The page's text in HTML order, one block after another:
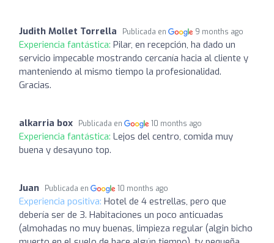
Judith Mollet Torrella Publicada en 9 months ago
Experiencia fantástica: Pilar, en recepción, ha dado un
servicio impecable mostrando cercanía hacia al cliente y
manteniendo al mismo tiempo la profesionalidad.
Gracias.
alkarria box Publicada en 10 months ago
Experiencia fantástica: Lejos del centro, comida muy
buena y desayuno top.
Juan Publicada en 10 months ago
Experiencia positiva: Hotel de 4 estrellas, pero que
debería ser de 3. Habitaciones un poco anticuadas
(almohadas no muy buenas, limpieza regular (algin bicho